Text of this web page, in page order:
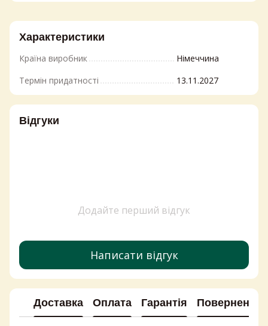
Характеристики
Країна виробник
Німеччина
Термін придатності
13.11.2027
Відгуки
Додайте перший відгук
Написати відгук
Доставка Оплата Гарантія Повернення